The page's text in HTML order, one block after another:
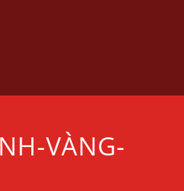
VÀNG-